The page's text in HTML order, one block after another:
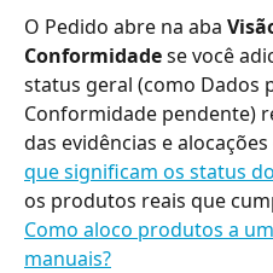
O Pedido abre na aba
Conformidade se você
status geral (como Dados
Conformidade pendente)
das evidências e
que significam os status
os produtos reais que
Como aloco produtos a
manuais?